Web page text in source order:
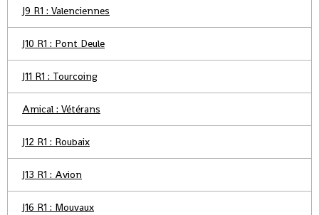
J9 R1 : Valenciennes
J10 R1 : Pont Deule
J11 R1 : Tourcoing
Amical : Vétérans
J12 R1 : Roubaix
J13 R1 : Avion
J16 R1 : Mouvaux